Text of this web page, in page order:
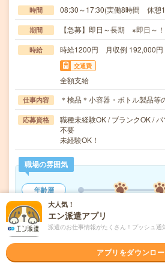
時間 08:30～17:30(実働8時間 休憩
期間 【急募】即日～長期 ※即日～！
時給 時給1200円 月収例 192,000円
交通費
全額支給
仕事内容 ＊検品＊小容器・ボトル製品等
応募資格
職種未経験OK / ブランクOK /
不要
未経験OK！
職場の雰囲気
年齢層
男女比率
女性
もっと見る
大人気！
エン派遣アプリ
派遣のお仕事情報がたくさん！プッシュ通
アプリをダウンロ